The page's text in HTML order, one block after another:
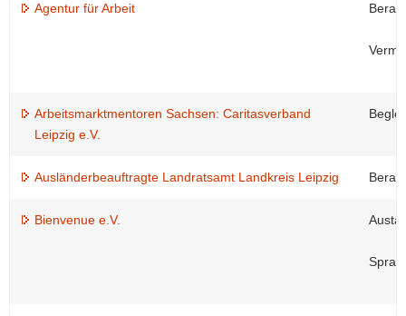
Agentur für Arbeit
Arbeitsmarktmentoren Sachsen: Caritasverband
Leipzig e.V.
Ausländerbeauftragte Landratsamt Landkreis Leipzig
Bienvenue e.V.